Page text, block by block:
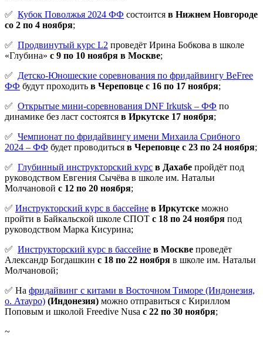
✅ Кубок Поволжья 2024 ФФ состоится в Нижнем Новгороде
со 2 по 4 ноября;
✅ Продвинутый курс L2 проведёт Ирина Бобкова в школе
«Глубина» с 9 по 10 ноября в Москве;
✅ Детско-Юношеские соревнования по фридайвингу BeFree
ФФ будут проходить в Череповце с 16 по 17 ноября;
✅ Открытые мини-соревнования DNF Irkutsk – ФФ по
динамике без ласт состоятся в Иркутске 17 ноября;
✅ Чемпионат по фридайвингу имени Михаила Срибного
2024 – ФФ будет проводиться в Череповце с 23 по 24 ноября;
✅ Глубинный инструкторский курс в Дахабе пройдёт под
руководством Евгения Сычёва в школе им. Натальи
Молчановой с 12 по 20 ноября;
✅ Инструкторский курс в бассейне в Иркутске можно
пройти в Байкальской школе СПОТ с 18 по 24 ноября под
руководством Марка Кисурина;
✅ Инструкторский курс в бассейне в Москве проведёт
Александр Богдашкин с 18 по 22 ноября в школе им. Натальи
Молчановой;
✅ На фридайвинг с китами в Восточном Тиморе (Индонезия,
о. Атауро) (Индонезия) можно отправиться с Кириллом
Поповым и школой Freedive Nusa с 22 по 30 ноября;
~